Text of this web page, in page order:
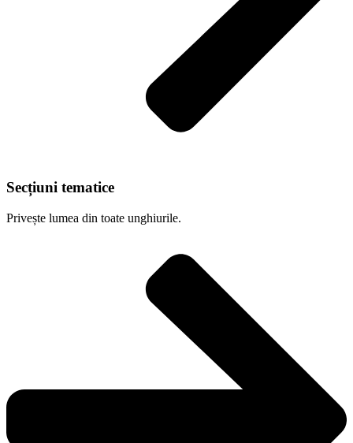
Secțiuni tematice
Privește lumea din toate unghiurile.